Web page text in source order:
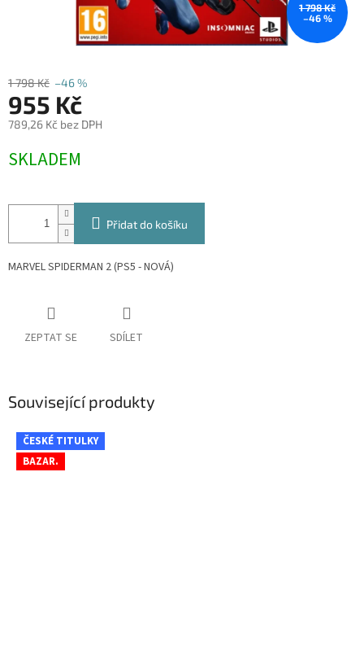
1 798 Kč
–46 %
1 798 Kč –46 %
955 Kč
789,26 Kč bez DPH
cena:
SKLADEM
Přidat do košíku
MARVEL SPIDERMAN 2 (PS5 - NOVÁ)
ZEPTAT SE SDÍLET
Související produkty
ČESKÉ TITULKY
BAZAR.